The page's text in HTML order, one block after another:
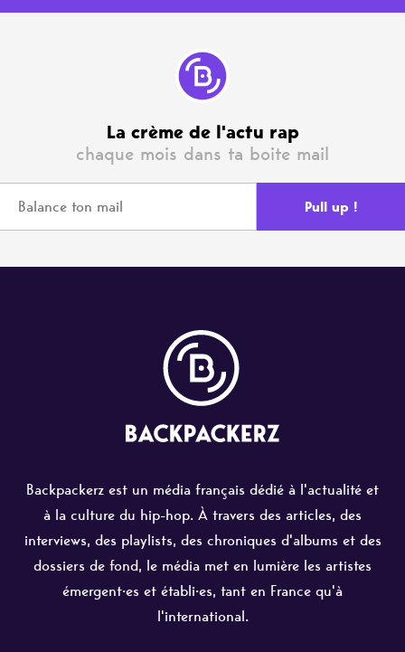
La crème de l'actu rap
chaque mois dans ta boite mail
Backpackerz est un média français dédié à l'actualité et
à la culture du hip-hop. À travers des articles, des
interviews, des playlists, des chroniques d'albums et des
dossiers de fond, le média met en lumière les artistes
émergent·es et établi·es, tant en France qu'à
l'international.